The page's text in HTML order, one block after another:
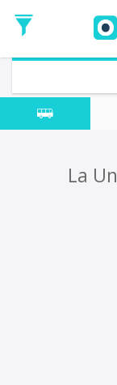
de
Ida
de
La